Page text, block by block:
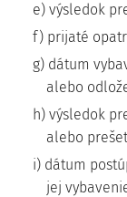
e) výsledok
f) prijaté
g) dátum
alebo
h) výsledok
alebo
i) dátum
jej